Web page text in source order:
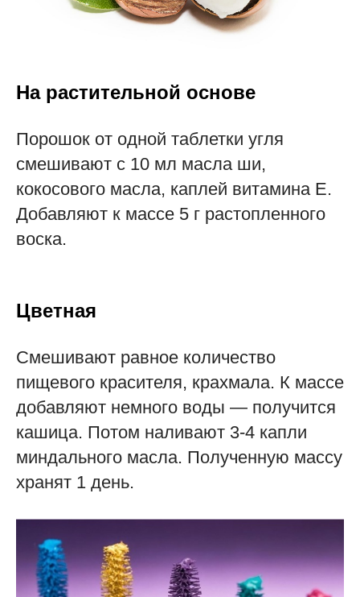
На растительной основе
Порошок от одной таблетки угля
смешивают с 10 мл масла ши,
кокосового масла, каплей витамина Е.
Добавляют к массе 5 г растопленного
воска.
Цветная
Смешивают равное количество
пищевого красителя, крахмала. К массе
добавляют немного воды — получится
кашица. Потом наливают 3-4 капли
миндального масла. Полученную массу
хранят 1 день.